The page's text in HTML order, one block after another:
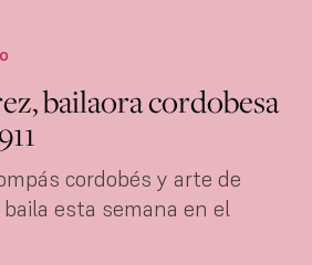
bailaora cordobesa
cordobés y arte de
esta semana en el